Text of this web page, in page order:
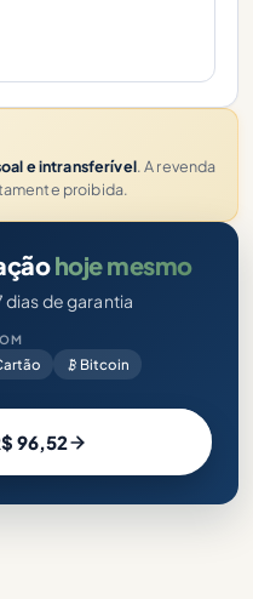
e intransferível. A revenda
proibida.
hoje mesmo
dias de garantia
Bitcoin
96,52